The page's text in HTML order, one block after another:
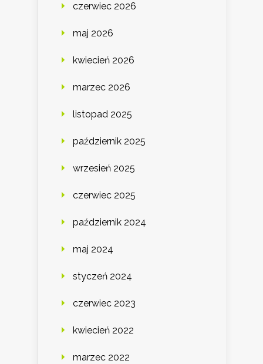
czerwiec 2026
maj 2026
kwiecień 2026
marzec 2026
listopad 2025
październik 2025
wrzesień 2025
czerwiec 2025
październik 2024
maj 2024
styczeń 2024
czerwiec 2023
kwiecień 2022
marzec 2022